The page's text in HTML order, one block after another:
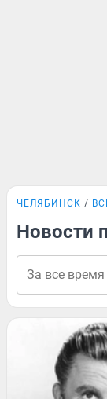
ЧЕЛЯБИНСК
Новости